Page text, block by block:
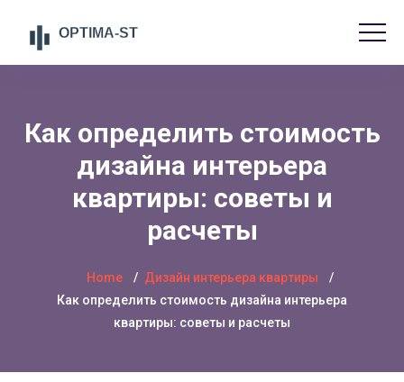
Как определить стоимость
дизайна интерьера
квартиры: советы и
расчеты
Home
Дизайн интерьера квартиры
Как определить стоимость дизайна интерьера
квартиры: советы и расчеты